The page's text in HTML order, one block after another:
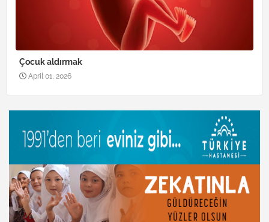
Çocuk aldırmak
April 01, 2026